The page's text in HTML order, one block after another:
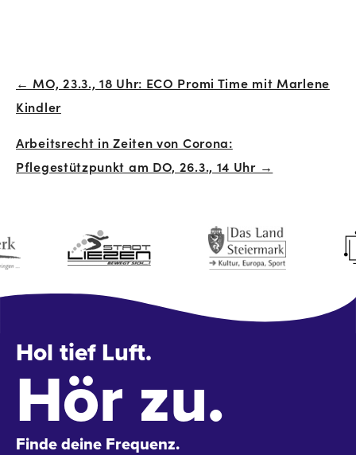
Beitrags-
← MO, 23.3., 18 Uhr: ECO Promi Time mit Marlene
Kindler
Arbeitsrecht in Zeiten von Corona:
Pflegestützpunkt am DO, 26.3., 14 Uhr →
Hol tief Luft.
Hör zu.
Finde deine Frequenz.